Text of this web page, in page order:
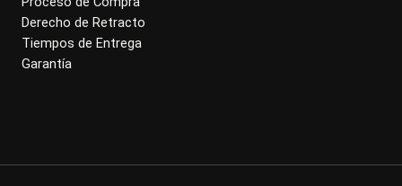
Derecho de Retracto
Tiempos de Entrega
Garantía